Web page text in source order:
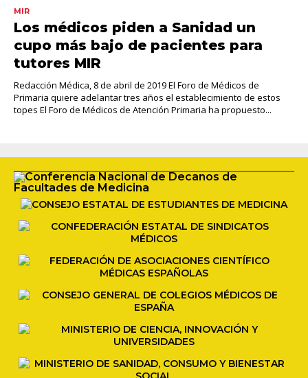
MIR
Los médicos piden a Sanidad un
cupo más bajo de pacientes para
tutores MIR
Redacción Médica, 8 de abril de 2019 El Foro de Médicos de
Primaria quiere adelantar tres años el establecimiento de estos
topes El Foro de Médicos de Atención Primaria ha propuesto...